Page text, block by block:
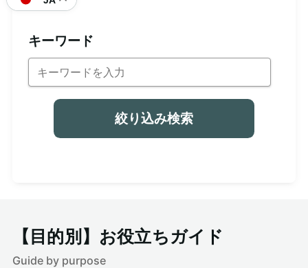
キーワード
絞り込み検索
【目的別】お役立ちガイド
Guide by purpose